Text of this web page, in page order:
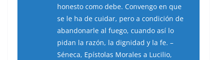
honesto como debe. Convengo en que
se le ha de cuidar, pero a condición de
abandonarle al fuego, cuando así lo
pidan la razón, la dignidad y la fe. –
Séneca, Epístolas Morales a Lucilio,